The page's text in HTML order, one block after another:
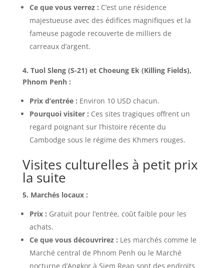
Ce que vous verrez : C’est une résidence
majestueuse avec des édifices magnifiques et la
fameuse pagode recouverte de milliers de
carreaux d’argent.
4. Tuol Sleng (S-21) et Choeung Ek (Killing Fields),
Phnom Penh :
Prix d’entrée : Environ 10 USD chacun.
Pourquoi visiter : Ces sites tragiques offrent un
regard poignant sur l’histoire récente du
Cambodge sous le régime des Khmers rouges.
Visites culturelles à petit prix
la suite
5. Marchés locaux :
Prix : Gratuit pour l’entrée, coût faible pour les
achats.
Ce que vous découvrirez : Les marchés comme le
Marché central de Phnom Penh ou le Marché
nocturne d’Angkor à Siem Reap sont des endroits